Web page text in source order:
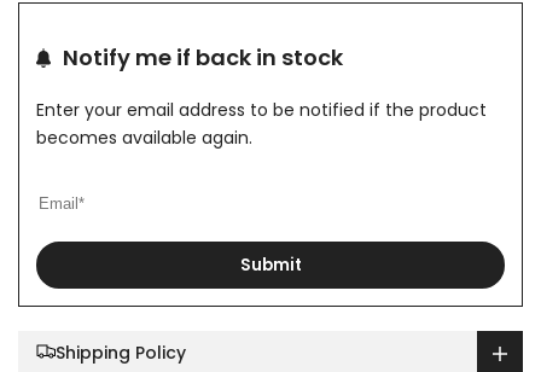
Wishlist
Notify me if back in stock
Enter your email address to be notified if the product
becomes available again.
Submit
Shipping Policy